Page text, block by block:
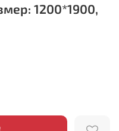
1200*1900,